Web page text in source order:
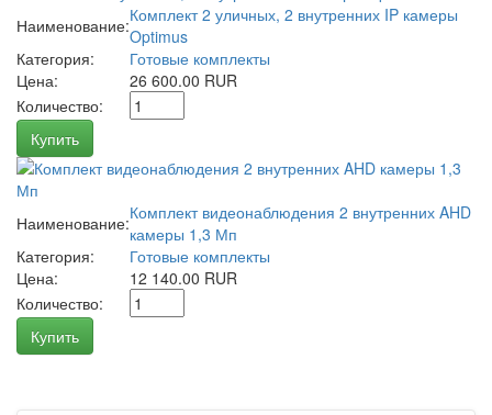
Наименование:Комплект 2 уличных, 2 внутренних IP камеры
Optimus
Категория:
Готовые комплекты
Цена:
26 600.00 RUR
Количество:
Купить
Наименование:Комплект видеонаблюдения 2 внутренних AHD
камеры 1,3 Мп
Категория:
Готовые комплекты
Цена:
12 140.00 RUR
Количество:
Купить